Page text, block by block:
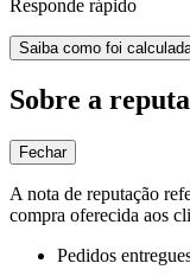
Responde rápido
Saiba como foi
Sobre a
Fechar
A nota de reputação
compra oferecida aos
Pedidos